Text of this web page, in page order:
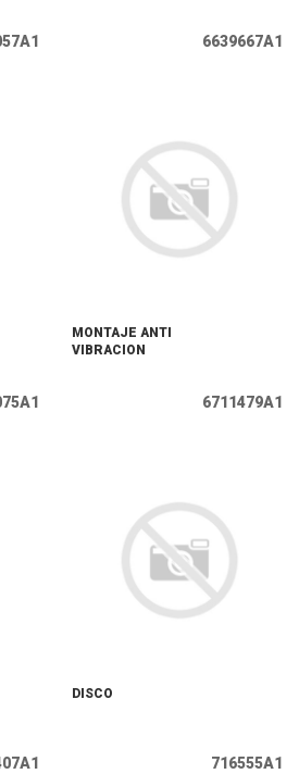
6639667A1
MONTAJE ANTI
VIBRACION
6711479A1
DISCO
716555A1